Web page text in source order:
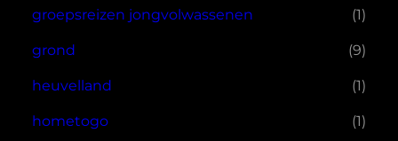
groepsreizen jongvolwassenen (1)
grond (9)
heuvelland (1)
hometogo (1)